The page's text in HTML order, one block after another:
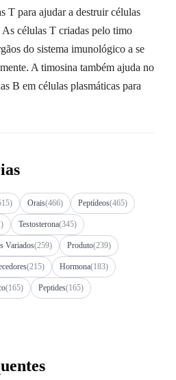
T para ajudar a destruir células
As células T criadas pelo timo
do sistema imunológico a se
A timosina também ajuda no
B em células plasmáticas para
Orais(466) Peptídeos(465)
Testosterona(345)
Variados(259) Produto(239)
(215) Hormona(183)
(165) Peptides(165)